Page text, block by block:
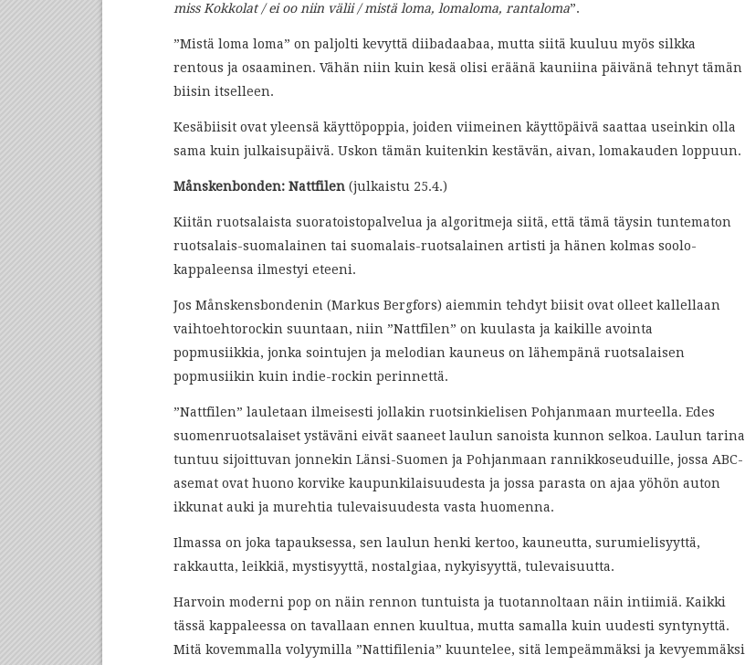
miss Kokkolat / ei oo niin välii / mistä loma, lomaloma, rantaloma”.
”Mistä loma loma” on paljolti kevyttä diibadaabaa, mutta siitä kuuluu myös silkka
rentous ja osaaminen. Vähän niin kuin kesä olisi eräänä kauniina päivänä tehnyt tämän
biisin itselleen.
Kesäbiisit ovat yleensä käyttöpoppia, joiden viimeinen käyttöpäivä saattaa useinkin olla
sama kuin julkaisupäivä. Uskon tämän kuitenkin kestävän, aivan, lomakauden loppuun.
Månskenbonden: Nattfilen (julkaistu 25.4.)
Kiitän ruotsalaista suoratoistopalvelua ja algoritmeja siitä, että tämä täysin tuntematon
ruotsalais-suomalainen tai suomalais-ruotsalainen artisti ja hänen kolmas soolo-
kappaleensa ilmestyi eteeni.
Jos Månskensbondenin (Markus Bergfors) aiemmin tehdyt biisit ovat olleet kallellaan
vaihtoehtorockin suuntaan, niin ”Nattfilen” on kuulasta ja kaikille avointa
popmusiikkia, jonka sointujen ja melodian kauneus on lähempänä ruotsalaisen
popmusiikin kuin indie-rockin perinnettä.
”Nattfilen” lauletaan ilmeisesti jollakin ruotsinkielisen Pohjanmaan murteella. Edes
suomenruotsalaiset ystäväni eivät saaneet laulun sanoista kunnon selkoa. Laulun tarina
tuntuu sijoittuvan jonnekin Länsi-Suomen ja Pohjanmaan rannikkoseuduille, jossa ABC-
asemat ovat huono korvike kaupunkilaisuudesta ja jossa parasta on ajaa yöhön auton
ikkunat auki ja murehtia tulevaisuudesta vasta huomenna.
Ilmassa on joka tapauksessa, sen laulun henki kertoo, kauneutta, surumielisyyttä,
rakkautta, leikkiä, mystisyyttä, nostalgiaa, nykyisyyttä, tulevaisuutta.
Harvoin moderni pop on näin rennon tuntuista ja tuotannoltaan näin intiimiä. Kaikki
tässä kappaleessa on tavallaan ennen kuultua, mutta samalla kuin uudesti syntynyttä.
Mitä kovemmalla volyymilla ”Nattifilenia” kuuntelee, sitä lempeämmäksi ja kevyemmäksi